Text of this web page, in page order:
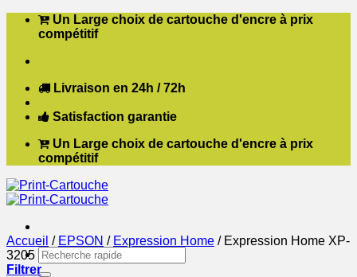
Passer Un Large choix de cartouche d'encre à prix
compétitif
Livraison en 24h / 72h
Satisfaction garantie
Un Large choix de cartouche d'encre à prix
compétitif
Recherche
pour :
Accueil / EPSON / Expression Home /Expression Home XP-
3205
Filtrer